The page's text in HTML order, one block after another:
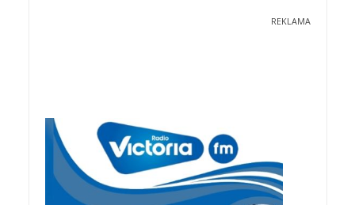
REKLAMA